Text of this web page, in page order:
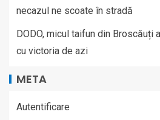
necazul ne scoate în stradă
DODO, micul taifun din Broscăuți
cu victoria de azi
META
Autentificare